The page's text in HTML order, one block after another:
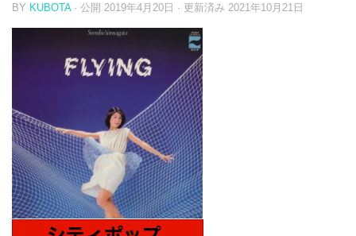
BY KUBOTA · 公開 2019年4月20日 · 更新済み 2021年10月21日